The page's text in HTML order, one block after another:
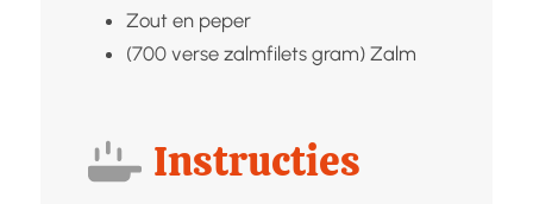
Zout en peper
(700 verse zalmfilets gram) Zalm
Instructies